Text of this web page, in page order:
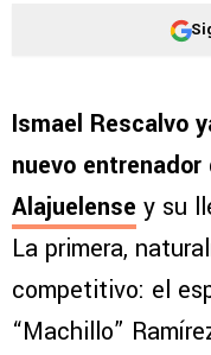
Ismael Rescalvo
nuevo entrenador
Alajuelense y su
La primera,
competitivo: el
“Machillo”